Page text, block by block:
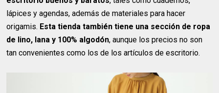
lápices y agendas, además de materiales para hacer
origamis. Esta tienda también tiene una sección de ropa
de lino, lana y 100% algodón, aunque los precios no son
tan convenientes como los de los artículos de escritorio.